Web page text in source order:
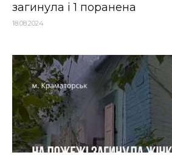
загинула і 1 поранена
18.08.2024